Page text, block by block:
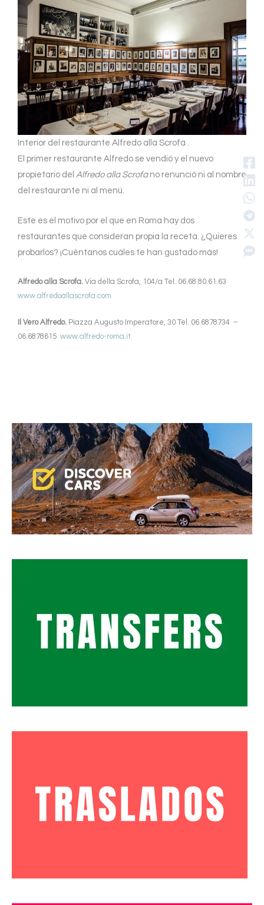
Interior del restaurante Alfredo alla Scrofa .
El primer restaurante Alfredo se vendió y el nuevo
propietario del Alfredo alla Scrofano renunció ni al nombre
del restaurante ni al menú.
Este es el motivo por el que en Roma hay dos
restaurantes que consideran propia la receta. ¿Quieres
probarlos? ¡Cuéntanos cuáles te han gustado más!
Alfredo alla Scrofa. Via della Scrofa, 104/a Tel. 06.68.80.61.63
www.alfredoallascrofa.com
Il Vero Alfredo. Piazza Augusto Imperatore, 30 Tel. 06.6878734 –
06.6878615 www.alfredo-roma.it